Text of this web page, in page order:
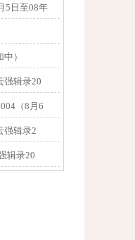
5日至08年
）
强辑录20
（8月6
强辑录2
辑录20